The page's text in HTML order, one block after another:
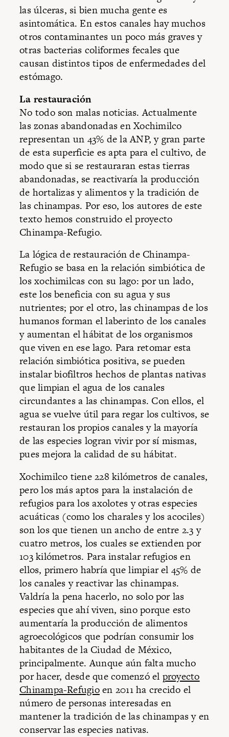
las úlceras, si bien mucha gente es
asintomática. En estos canales hay muchos
otros contaminantes un poco más graves y
otras bacterias coliformes fecales que
causan distintos tipos de enfermedades del
estómago.
La restauración
No todo son malas noticias. Actualmente
las zonas abandonadas en Xochimilco
representan un 43% de la ANP, y gran parte
de esta superficie es apta para el cultivo, de
modo que si se restauraran estas tierras
abandonadas, se reactivaría la producción
de hortalizas y alimentos y la tradición de
las chinampas. Por eso, los autores de este
texto hemos construido el proyecto
Chinampa-Refugio.
La lógica de restauración de Chinampa-
Refugio se basa en la relación simbiótica de
los xochimilcas con su lago: por un lado,
este los beneficia con su agua y sus
nutrientes; por el otro, las chinampas de los
humanos forman el laberinto de los canales
y aumentan el hábitat de los organismos
que viven en ese lago. Para retomar esta
relación simbiótica positiva, se pueden
instalar biofiltros hechos de plantas nativas
que limpian el agua de los canales
circundantes a las chinampas. Con ellos, el
agua se vuelve útil para regar los cultivos, se
restauran los propios canales y la mayoría
de las especies logran vivir por sí mismas,
pues mejora la calidad de su hábitat.
Xochimilco tiene 228 kilómetros de canales,
pero los más aptos para la instalación de
refugios para los axolotes y otras especies
acuáticas (como los charales y los acociles)
son los que tienen un ancho de entre 2.3 y
cuatro metros, los cuales se extienden por
103 kilómetros. Para instalar refugios en
ellos, primero habría que limpiar el 45% de
los canales y reactivar las chinampas.
Valdría la pena hacerlo, no solo por las
especies que ahí viven, sino porque esto
aumentaría la producción de alimentos
agroecológicos que podrían consumir los
habitantes de la Ciudad de México,
principalmente. Aunque aún falta mucho
por hacer, desde que comenzó el proyecto
Chinampa-Refugioen 2011 ha crecido el
número de personas interesadas en
mantener la tradición de las chinampas y en
conservar las especies nativas.